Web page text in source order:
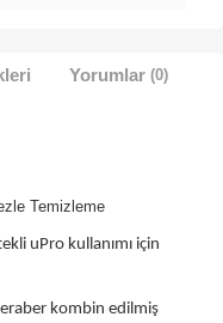
Yorumlar (0)
Temizleme
uPro kullanımı için
kombin edilmiş